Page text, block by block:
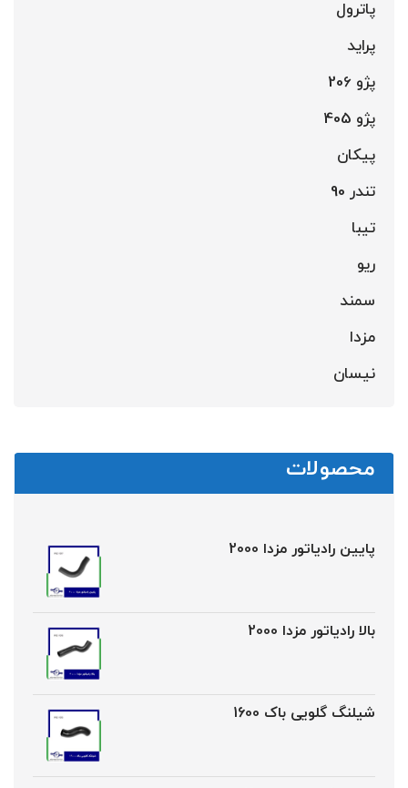
پاترول
پراید
پژو 206
پژو 405
پیکان
تندر 90
تیبا
ریو
سمند
مزدا
نیسان
محصولات
پایین رادیاتور مزدا 2000
بالا رادیاتور مزدا 2000
شیلنگ گلویی باک 1600